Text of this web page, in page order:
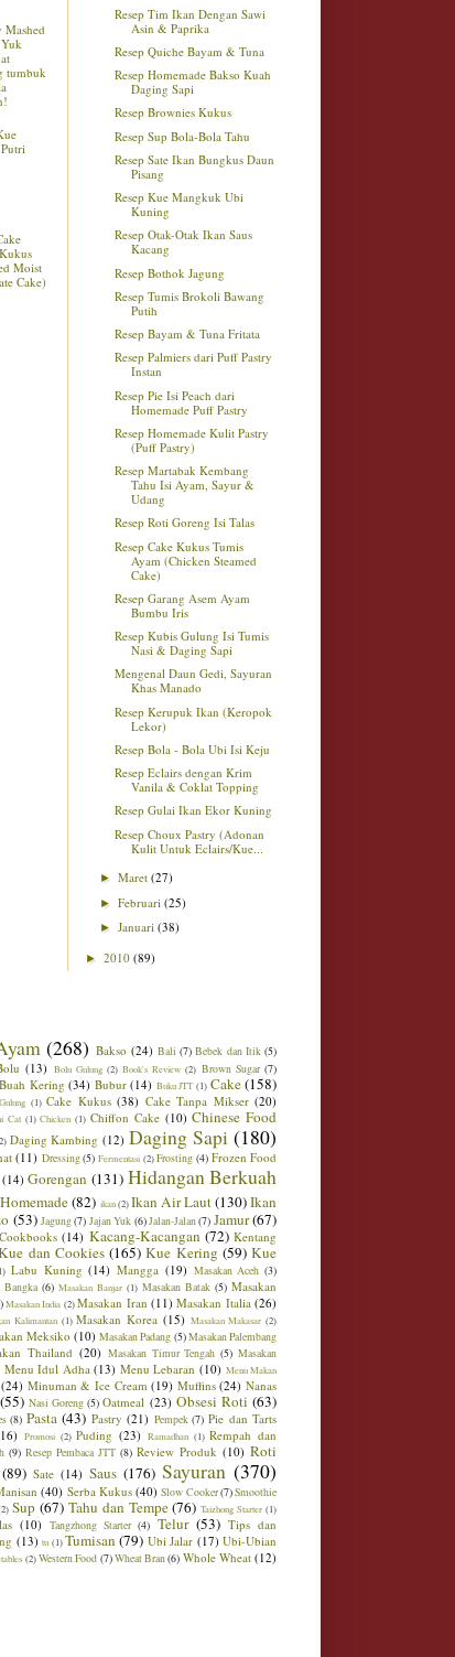
Mashed
tumbuk
Moist
Cake)
Resep Tim Ikan Dengan Sawi
Asin & Paprika
Resep Quiche Bayam & Tuna
Resep Homemade Bakso Kuah
Daging Sapi
Resep Brownies Kukus
Resep Sup Bola-Bola Tahu
Resep Sate Ikan Bungkus Daun
Pisang
Resep Kue Mangkuk Ubi
Kuning
Resep Otak-Otak Ikan Saus
Kacang
Resep Bothok Jagung
Resep Tumis Brokoli Bawang
Putih
Resep Bayam & Tuna Fritata
Resep Palmiers dari Puff Pastry
Instan
Resep Pie Isi Peach dari
Homemade Puff Pastry
Resep Homemade Kulit Pastry
(Puff Pastry)
Resep Martabak Kembang
Tahu Isi Ayam, Sayur &
Udang
Resep Roti Goreng Isi Talas
Resep Cake Kukus Tumis
Ayam (Chicken Steamed
Cake)
Resep Garang Asem Ayam
Bumbu Iris
Resep Kubis Gulung Isi Tumis
Nasi & Daging Sapi
Mengenal Daun Gedi, Sayuran
Khas Manado
Resep Kerupuk Ikan (Keropok
Lekor)
Resep Bola - Bola Ubi Isi Keju
Resep Eclairs dengan Krim
Vanila & Coklat Topping
Resep Gulai Ikan Ekor Kuning
Resep Choux Pastry (Adonan
Kulit Untuk Eclairs/Kue...
►Maret(27)
►Februari(25)
►Januari(38)
► 2010 (89)
(268) Bakso (24) Bali (7) Bebek dan Itik (5)
(13) Bolu Gulung (2) Book's Review (2) Brown Sugar (7)
Buah Kering (34) Bubur (14) Buku JTT (1) Cake(158)
(1) Cake Kukus (38) Cake Tanpa Mikser (20)
Cat (1) Chicken (1) Chiffon Cake (10) Chinese Food
Daging Kambing (12) Daging Sapi (180)
(11) Dressing (5) Fermentasi (2) Frosting (4) Frozen Food
(14) Gorengan (131) Hidangan Berkuah
Homemade(82) ikan (2) Ikan Air Laut(130)Ikan
(53) Jagung(7) Jajan Yuk (6)Jalan-Jalan(7) Jamur(67)
(14) Kacang-Kacangan (72) Kentang
dan Cookies (165) Kue Kering (59) Kue
Labu Kuning (14) Mangga (19) Masakan Aceh (3)
Bangka (6) Masakan Banjar (1) Masakan Batak (5) Masakan
Masakan India (2) Masakan Iran (11) Masakan Italia (26)
Kalimantan (1) Masakan Korea (15) Masakan Makasar (2)
Meksiko (10) Masakan Padang (5)Masakan Palembang
Thailand (20) Masakan Timur Tengah (5) Masakan
Menu Idul Adha (13) Menu Lebaran (10) Menu Makan
(24) Minuman & Ice Cream (19) Muffins (24) Nanas
(55) Nasi Goreng (5) Oatmeal (23) Obsesi Roti (63)
(8) Pasta (43) Pastry (21) Pempek (7) Pie dan Tarts
Promosi (2) Puding (23) Ramadhan (1) Rempah dan
(9) Resep Pembaca JTT (8) Review Produk (10) Roti
(89) Sate (14) Saus (176) Sayuran (370)
(40) Serba Kukus (40) Slow Cooker(7)Smoothie
Sup (67) Tahu dan Tempe (76) Taizhong Starter (1)
(10) Tangzhong Starter (4) Telur (53) Tips dan
(13) tu (1) Tumisan (79) Ubi Jalar (17) Ubi-Ubian
(2) Western Food (7)Wheat Bran(6) Whole Wheat (12)